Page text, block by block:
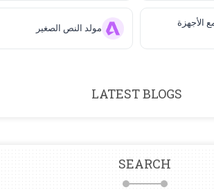
الأجهزة
مولد النص الصغير
LATEST BLOGS
SEARCH